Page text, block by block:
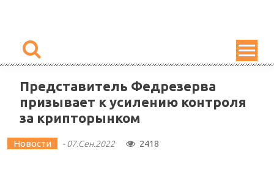
Представитель Федрезерва
призывает к усилению контроля
за крипторынком
Новости -07.Сен.2022 2418